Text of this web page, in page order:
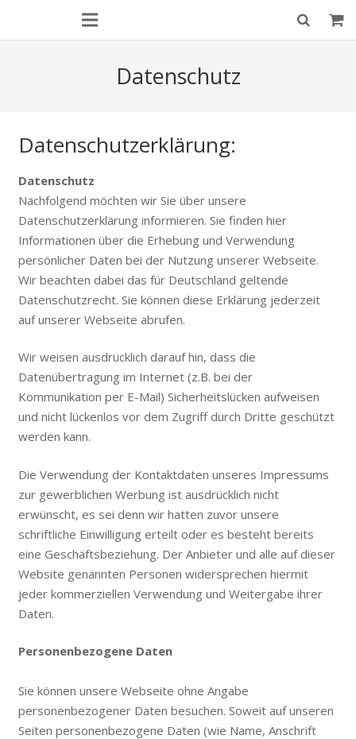
Datenschutz
Datenschutzerklärung:
Datenschutz
Nachfolgend möchten wir Sie über unsere
Datenschutzerklärung informieren. Sie finden hier
Informationen über die Erhebung und Verwendung
persönlicher Daten bei der Nutzung unserer Webseite.
Wir beachten dabei das für Deutschland geltende
Datenschutzrecht. Sie können diese Erklärung jederzeit
auf unserer Webseite abrufen.
Wir weisen ausdrücklich darauf hin, dass die
Datenübertragung im Internet (z.B. bei der
Kommunikation per E-Mail) Sicherheitslücken aufweisen
und nicht lückenlos vor dem Zugriff durch Dritte geschützt
werden kann.
Die Verwendung der Kontaktdaten unseres Impressums
zur gewerblichen Werbung ist ausdrücklich nicht
erwünscht, es sei denn wir hatten zuvor unsere
schriftliche Einwilligung erteilt oder es besteht bereits
eine Geschäftsbeziehung. Der Anbieter und alle auf dieser
Website genannten Personen widersprechen hiermit
jeder kommerziellen Verwendung und Weitergabe ihrer
Daten.
Personenbezogene Daten
Sie können unsere Webseite ohne Angabe
personenbezogener Daten besuchen. Soweit auf unseren
Seiten personenbezogene Daten (wie Name, Anschrift